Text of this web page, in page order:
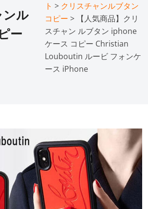
ンル
ー
ト > クリスチャンルブタン
コピー > 【人気商品】クリ
スチャン ルブタン iphone
ケース コピー Christian
Louboutin ルービ フォンケ
ース iPhone